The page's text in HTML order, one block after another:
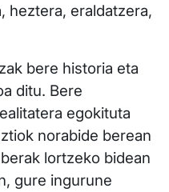
heztera, eraldatzera,
bere historia eta
ditu. Bere
egokituta
norabide berean
lortzeko bidean
gure ingurune